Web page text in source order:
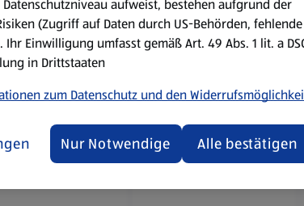
Datenschutzniveau aufweist, bestehen aufgrund der
(Zugriff auf Daten durch US-Behörden, fehlende
Ihr Einwilligung umfasst gemäß Art. 49 Abs. 1 lit. a
in Drittstaaten
zum Datenschutz und den
Nur Notwendige Alle bestätigen